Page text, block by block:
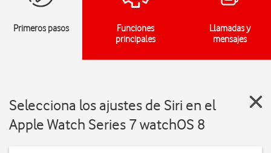
Primeros pasos
Funciones
principales
Llamadas y
mensajes
Selecciona los ajustes de Siri en el
Apple Watch Series 7 watchOS 8